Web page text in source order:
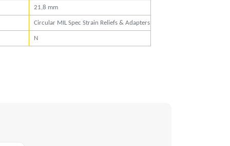
21,8 mm
Circular MIL Spec Strain Reliefs & Adapters
N